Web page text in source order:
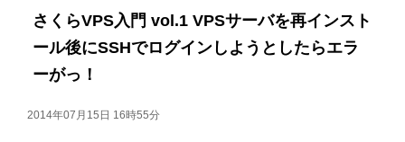
さくらVPS入門 vol.1 VPSサーバを再インスト
ール後にSSHでログインしようとしたらエラ
ーがっ！
2014年07月15日 16時55分